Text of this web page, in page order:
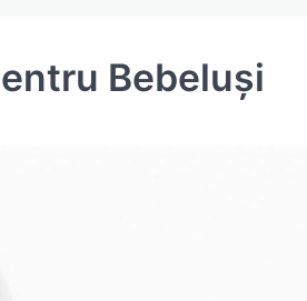
Bebeluși